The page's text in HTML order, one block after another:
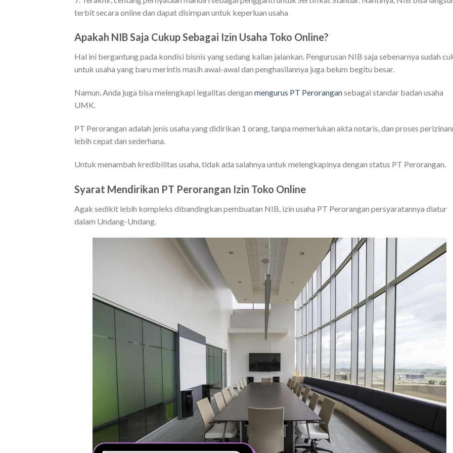
terbit secara online dan dapat disimpan untuk keperluan usaha
Apakah NIB Saja Cukup Sebagai Izin Usaha Toko Online?
Hal ini bergantung pada kondisi bisnis yang sedang kalian jalankan. Pengurusan NIB saja sebenarnya sudah
untuk usaha yang baru merintis masih awal-awal dan penghasilannya juga belum begitu besar.
Namun, Anda juga bisa melengkapi legalitas dengan mengurus PT Perorangansebagai standar badan usaha
UMK.
PT Perorangan adalah jenis usaha yang didirikan 1 orang, tanpa memerlukan akta notaris, dan proses
lebih cepat dan sederhana.
Untuk menambah kredibilitas usaha, tidak ada salahnya untuk melengkapinya dengan status PT Perorangan.
Syarat Mendirikan PT Perorangan Izin Toko Online
Agak sedikit lebih kompleks dibandingkan pembuatan NIB, izin usaha PT Perorangan persyaratannya diatur
dalam Undang-Undang.